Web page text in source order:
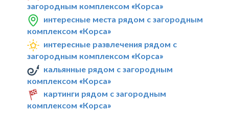
загородным комплексом «Корса»
интересные места рядом с загородным
комплексом «Корса»
интересные развлечения рядом с
загородным комплексом «Корса»
кальянные рядом с загородным
комплексом «Корса»
картинги рядом с загородным
комплексом «Корса»